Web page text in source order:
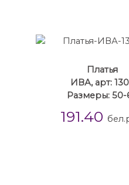
Платья
ИВА, арт:
Размеры: 50-
191.40